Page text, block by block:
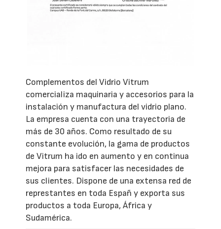
Complementos del Vidrio Vitrum
comercializa maquinaria y accesorios para la
instalación y manufactura del vidrio plano.
La empresa cuenta con una trayectoria de
más de 30 años. Como resultado de su
constante evolución, la gama de productos
de Vitrum ha ido en aumento y en continua
mejora para satisfacer las necesidades de
sus clientes. Dispone de una extensa red de
represtantes en toda Españ y exporta sus
productos a toda Europa, África y
Sudamérica.